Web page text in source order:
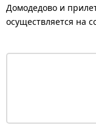
Домодедово и
осуществляется на